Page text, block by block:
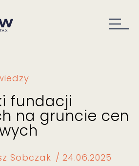
fundacji
na gruncie cen
Sobczak 24.06.2025